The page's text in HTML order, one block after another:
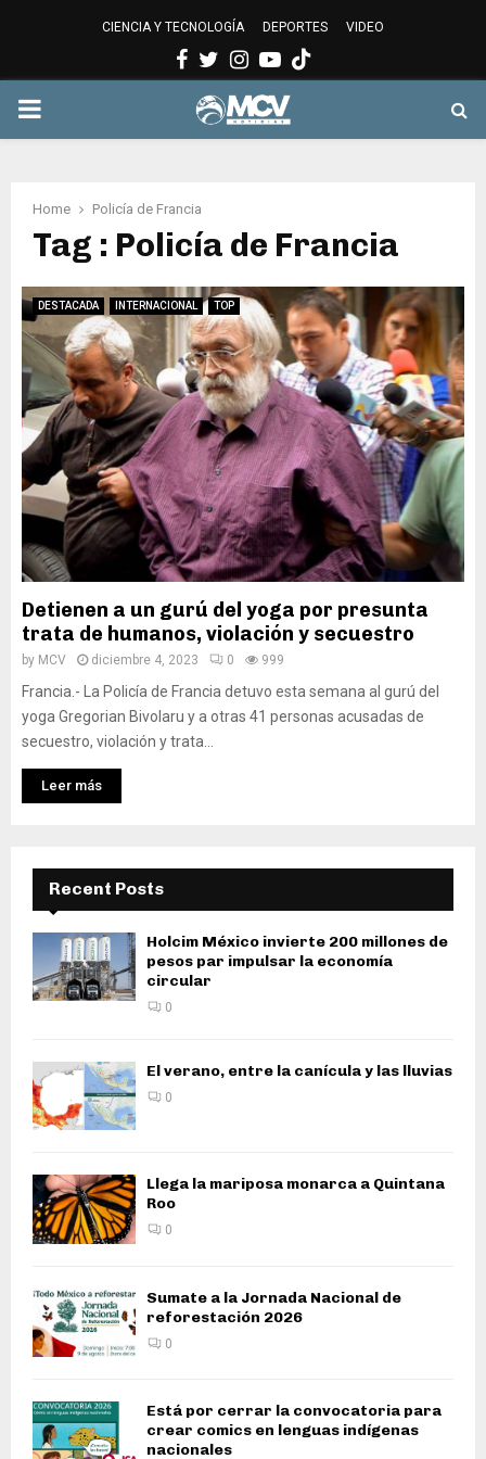
CIENCIA Y TECNOLOGÍA DEPORTES VIDEO
Facebook
Twitter
Instagram
Youtube
PRIMARY
Home Policía de Francia
Tag : Policía de Francia
DESTACADA INTERNACIONAL TOP
Detienen a un gurú del yoga por presunta
trata de humanos, violación y secuestro
by MCV diciembre 4, 2023 0 999
Francia.- La Policía de Francia detuvo esta semana al gurú del
yoga Gregorian Bivolaru y a otras 41 personas acusadas de
secuestro, violación y trata...
Leer más
Recent Posts
Holcim México invierte 200 millones de
pesos par impulsar la economía
circular
0
El verano, entre la canícula y las lluvias
0
Llega la mariposa monarca a Quintana
Roo
0
Sumate a la Jornada Nacional de
reforestación 2026
0
Está por cerrar la convocatoria para
crear comics en lenguas indígenas
nacionales